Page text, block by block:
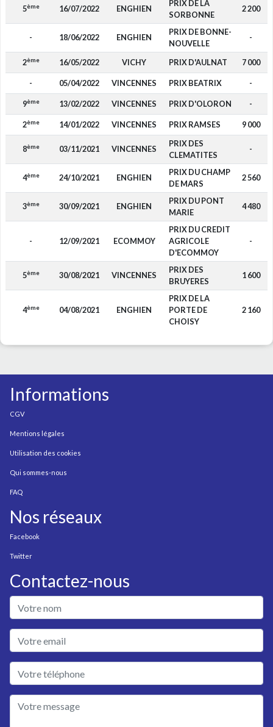
5ème 16/07/2022 ENGHIEN
PRIX DE LA
SORBONNE
2 200
- 18/06/2022 ENGHIEN
PRIX DE BONNE-
NOUVELLE
-
2ème 16/05/2022 VICHY PRIX D'AULNAT 7 000
- 05/04/2022 VINCENNES PRIX BEATRIX -
9ème 13/02/2022 VINCENNES PRIX D'OLORON -
2ème 14/01/2022 VINCENNES PRIX RAMSES 9 000
8ème 03/11/2021 VINCENNES
PRIX DES
CLEMATITES
-
4ème 24/10/2021 ENGHIEN
PRIX DU CHAMP
DE MARS
2 560
3ème 30/09/2021 ENGHIEN
PRIX DU PONT
MARIE
4 480
- 12/09/2021 ECOMMOY
PRIX DU CREDIT
AGRICOLE
D'ECOMMOY
-
5ème 30/08/2021 VINCENNES
PRIX DES
BRUYERES
1 600
4ème 04/08/2021 ENGHIEN
PRIX DE LA
PORTE DE
CHOISY
2 160
Informations
CGV
Mentions légales
Utilisation des cookies
Qui sommes-nous
FAQ
Nos réseaux
Facebook
Twitter
Contactez-nous